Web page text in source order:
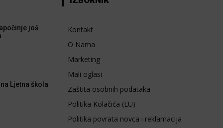
još
Ljetna škola
Kontakt
O Nama
Marketing
Mali oglasi
Zaštita osobnih podataka
Politika Kolačića (EU)
Politika povrata novca i reklamacija